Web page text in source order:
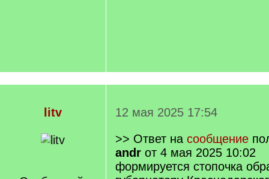
litv
12 мая 2025 17:54
>> Ответ на сообщение
andr от 4 мая 2025 10:02
формируется стопочка